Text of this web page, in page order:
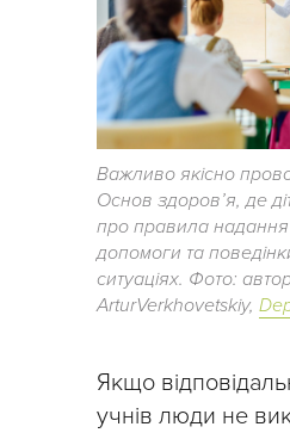
Важливо якісно
Основ здоров’я, де
про правила
допомоги та
ситуаціях. Фото:
ArturVerkhovetskiy,
Якщо
учнів люди не